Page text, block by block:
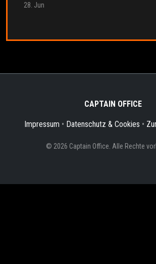
28. Jun
CAPTAIN OFFICE
Impressum • Datenschutz & Cookies •
© 2026 Captain Office. Alle Rechte